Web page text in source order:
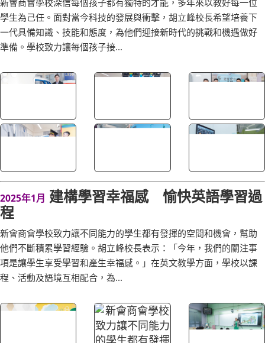
2025年4月
識 成就孩子將來
新會商會學校深信每個孩子都有獨特的才能，多年來以教好每一位
學生為己任。面對當今科技的發展與衝擊，胡立峰校長希望培養下
準備。學校致力讓每個孩子接...
2025年1月 建構學習幸福感 愉快英語學習過
程
新會商會學校致力讓不同能力的學生都有發揮的空間和機會，幫助
他們不斷積累學習經驗。胡立峰校長表示：「今年，我們的關注事
程、活動及語境互相配合，為...